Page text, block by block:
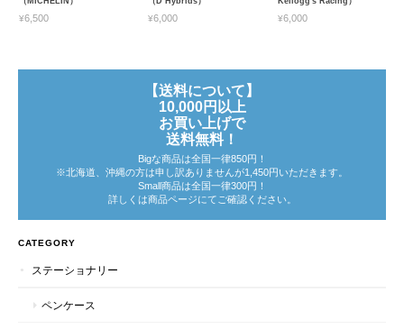
¥6,500 ¥6,000 ¥6,000
【送料について】
10,000円以上
お買い上げで
送料無料！
Bigな商品は全国一律850円！
※北海道、沖縄の方は申し訳ありませんが1,450円いただきます。
Small商品は全国一律300円！
詳しくは商品ページにてご確認ください。
CATEGORY
ステーショナリー
ペンケース